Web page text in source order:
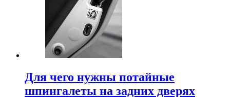
Для чего нужны потайные
шпингалеты на задних дверях